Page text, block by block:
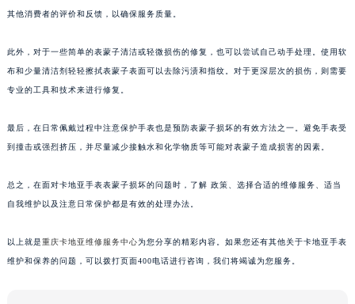
其他消费者的评价和反馈，以确保服务质量。
此外，对于一些简单的表蒙子清洁或轻微损伤的修复，也可以尝试自己动手处理。使用软
布和少量清洁剂轻轻擦拭表蒙子表面可以去除污渍和指纹。对于更深层次的损伤，则需要
专业的工具和技术来进行修复。
最后，在日常佩戴过程中注意保护手表也是预防表蒙子损坏的有效方法之一。避免手表受
到撞击或强烈挤压，并尽量减少接触水和化学物质等可能对表蒙子造成损害的因素。
总之，在面对卡地亚手表表蒙子损坏的问题时，了解 政策、选择合适的维修服务、适当
自我维护以及注意日常保护都是有效的处理办法。
以上就是重庆卡地亚维修服务中心为您分享的精彩内容。如果您还有其他关于卡地亚手表
维护和保养的问题，可以拨打页面400电话进行咨询，我们将竭诚为您服务。